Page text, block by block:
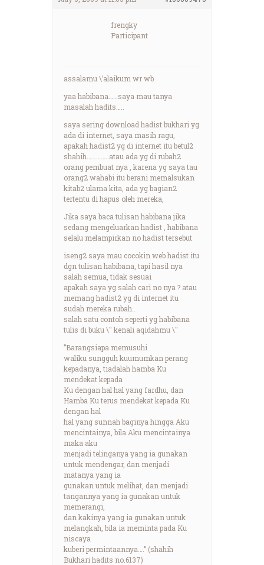
frengky
Participant
assalamu \’alaikum wr wb
yaa habibana……saya mau tanya
masalah hadits…..
saya sering download hadist bukhari yg
ada di internet, saya masih ragu,
apakah hadist2 yg di internet itu betul2
shahih…………..atau ada yg di rubah2
orang pembuat nya , karena yg saya tau
orang2 wahabi itu berani memalsukan
kitab2 ulama kita, ada yg bagian2
tertentu di hapus oleh mereka,
Jika saya baca tulisan habibana jika
sedang mengeluarkan hadist , habibana
selalu melampirkan no hadist tersebut
iseng2 saya mau cocokin web hadist itu
dgn tulisan habibana, tapi hasil nya
salah semua, tidak sesuai
apakah saya yg salah cari no nya ? atau
memang hadist2 yg di internet itu
sudah mereka rubah..
salah satu contoh seperti yg habibana
tulis di buku \" kenali aqidahmu \"
”Barangsiapa memusuhi
waliku sungguh kuumumkan perang
kepadanya, tiadalah hamba Ku
mendekat kepada
Ku dengan hal hal yang fardhu, dan
Hamba Ku terus mendekat kepada Ku
dengan hal
hal yang sunnah baginya hingga Aku
mencintainya, bila Aku mencintainya
maka aku
menjadi telinganya yang ia gunakan
untuk mendengar, dan menjadi
matanya yang ia
gunakan untuk melihat, dan menjadi
tangannya yang ia gunakan untuk
memerangi,
dan kakinya yang ia gunakan untuk
melangkah, bila ia meminta pada Ku
niscaya
kuberi permintaannya….” (shahih
Bukhari hadits no.6137)